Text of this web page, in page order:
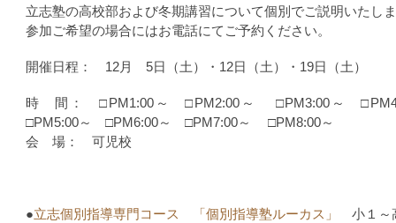
立志塾の高校部および冬期講習について個別でご説明いたし
参加ご希望の場合にはお電話にてご予約ください。
開催日程： 12月 5日（土）・12日（土）・19日（土）
時 間： □PM1:00～ □PM2:00～ □PM3:00～
□PM5:00～ □PM6:00～ □PM7:00～ □PM8:00～
会 場： 可児校
●立志個別指導専門コース 「個別指導塾ルーカス」 小１～